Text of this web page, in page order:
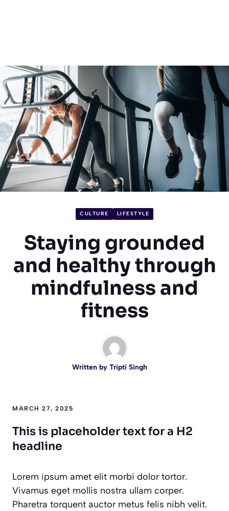
CULTURE LIFESTYLE
Staying grounded
and healthy through
mindfulness and
fitness
Written by Tripti Singh
MARCH 27, 2025
This is placeholder text for a H2
headline
Lorem ipsum amet elit morbi dolor tortor.
Vivamus eget mollis nostra ullam corper.
Pharetra torquent auctor metus felis nibh velit.